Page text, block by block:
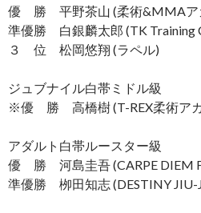
優 勝 平野茶山 (柔術&MMAア
準優勝 白銀麟太郎 (TK Training
３ 位 松岡悠翔 (ラペル)
ジュブナイル白帯ミドル級
※優 勝 高橋樹 (T-REX柔術ア
アダルト白帯ルースター級
優 勝 河島圭吾 (CARPE DIEM
準優勝 栁田知志 (DESTINY JIU-